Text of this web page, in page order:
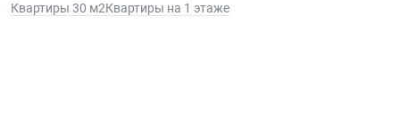
Квартиры 30 м2Квартиры на 1 этаже